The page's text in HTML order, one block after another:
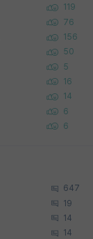
119
76
156
50
5
16
14
6
6
647
19
14
14